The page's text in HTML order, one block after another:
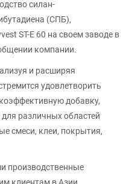
силан-
(СПБ),
ST-E 60 на своем заводе в
компании.
и расширяя
удовлетворить
добавку,
различных областей
смеси, клеи, покрытия,
производственные
клиентам в Азии